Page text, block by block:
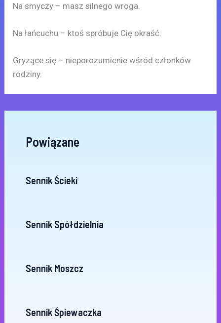
Na smyczy – masz silnego wroga.
Na łańcuchu – ktoś spróbuje Cię okraść.
Gryzące się – nieporozumienie wśród członków
rodziny.
Powiązane
Sennik Ścieki
Sennik Spółdzielnia
Sennik Moszcz
Sennik Śpiewaczka